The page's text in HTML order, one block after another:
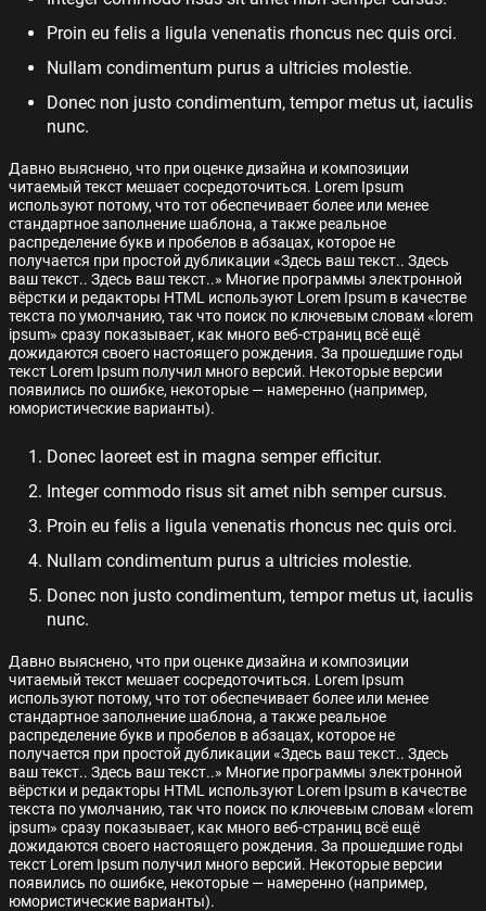
Proin eu felis a ligula venenatis rhoncus nec quis orci.
Nullam condimentum purus a ultricies molestie.
Donec non justo condimentum, tempor metus ut, iaculis
nunc.
Давно выяснено, что при оценке дизайна и композиции
читаемый текст мешает сосредоточиться. Lorem Ipsum
используют потому, что тот обеспечивает более или менее
стандартное заполнение шаблона, а также реальное
распределение букв и пробелов в абзацах, которое не
получается при простой дубликации «Здесь ваш текст.. Здесь
ваш текст.. Здесь ваш текст..» Многие программы электронной
вёрстки и редакторы HTML используют Lorem Ipsum в качестве
текста по умолчанию, так что поиск по ключевым словам «lorem
ipsum» сразу показывает, как много веб-страниц всё ещё
дожидаются своего настоящего рождения. За прошедшие годы
текст Lorem Ipsum получил много версий. Некоторые версии
появились по ошибке, некоторые — намеренно (например,
юмористические варианты).
Donec laoreet est in magna semper efficitur.
Integer commodo risus sit amet nibh semper cursus.
Proin eu felis a ligula venenatis rhoncus nec quis orci.
Nullam condimentum purus a ultricies molestie.
Donec non justo condimentum, tempor metus ut, iaculis
nunc.
Давно выяснено, что при оценке дизайна и композиции
читаемый текст мешает сосредоточиться. Lorem Ipsum
используют потому, что тот обеспечивает более или менее
стандартное заполнение шаблона, а также реальное
распределение букв и пробелов в абзацах, которое не
получается при простой дубликации «Здесь ваш текст.. Здесь
ваш текст.. Здесь ваш текст..» Многие программы электронной
вёрстки и редакторы HTML используют Lorem Ipsum в качестве
текста по умолчанию, так что поиск по ключевым словам «lorem
ipsum» сразу показывает, как много веб-страниц всё ещё
дожидаются своего настоящего рождения. За прошедшие годы
текст Lorem Ipsum получил много версий. Некоторые версии
появились по ошибке, некоторые — намеренно (например,
юмористические варианты).